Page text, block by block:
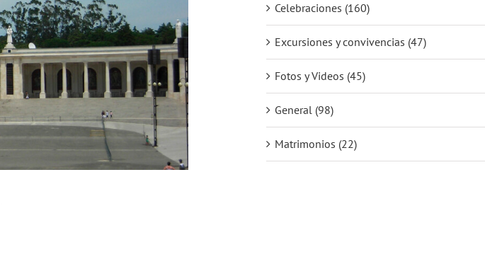
Celebraciones (160)
Excursiones y convivencias (47)
Fotos y Videos (45)
General (98)
Matrimonios (22)